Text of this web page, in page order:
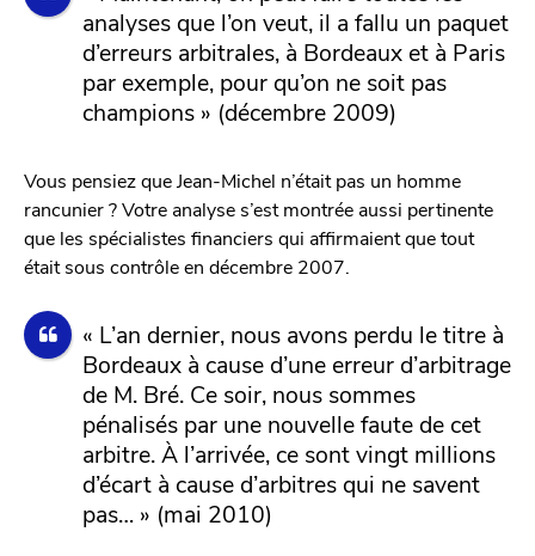
analyses que l’on veut, il a fallu un paquet
d’erreurs arbitrales, à Bordeaux et à Paris
par exemple, pour qu’on ne soit pas
champions » (décembre 2009)
Vous pensiez que Jean-Michel n’était pas un homme
rancunier ? Votre analyse s’est montrée aussi pertinente
que les spécialistes financiers qui affirmaient que tout
était sous contrôle en décembre 2007.
« L’an dernier, nous avons perdu le titre à
Bordeaux à cause d’une erreur d’arbitrage
de M. Bré. Ce soir, nous sommes
pénalisés par une nouvelle faute de cet
arbitre. À l’arrivée, ce sont vingt millions
d’écart à cause d’arbitres qui ne savent
pas… » (mai 2010)